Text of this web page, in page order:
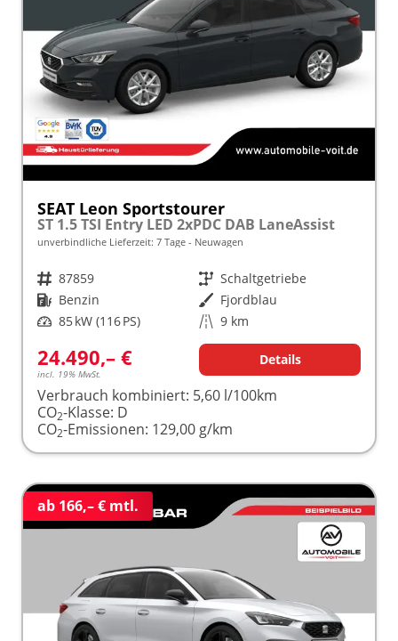
SEAT Leon Sportstourer
ST 1.5 TSI Entry LED 2xPDC DAB LaneAssist
unverbindliche Lieferzeit: 7 Tage Neuwagen
Fahrzeugnr. 87859 Getriebe Schaltgetriebe
Kraftstoff Benzin Außenfarbe Fjordblau
Leistung 85 kW (116 PS) Kilometerstand 9 km
24.490,– €
incl. 19% MwSt.
Details
Verbrauch kombiniert: 5,60 l/100km
CO2-Klasse: D
CO2-Emissionen: 129,00 g/km
ab 166,– € mtl.